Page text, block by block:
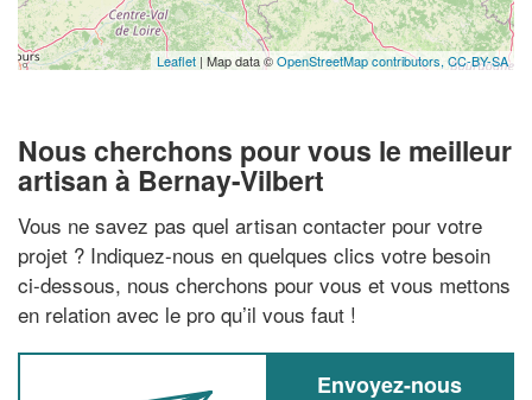
Leaflet | Map data ©OpenStreetMap contributors, CC-BY-SA
Nous cherchons pour vous le meilleur
artisan à Bernay-Vilbert
Vous ne savez pas quel artisan contacter pour votre
projet ? Indiquez-nous en quelques clics votre besoin
ci-dessous, nous cherchons pour vous et vous mettons
en relation avec le pro qu’il vous faut !
Envoyez-nous